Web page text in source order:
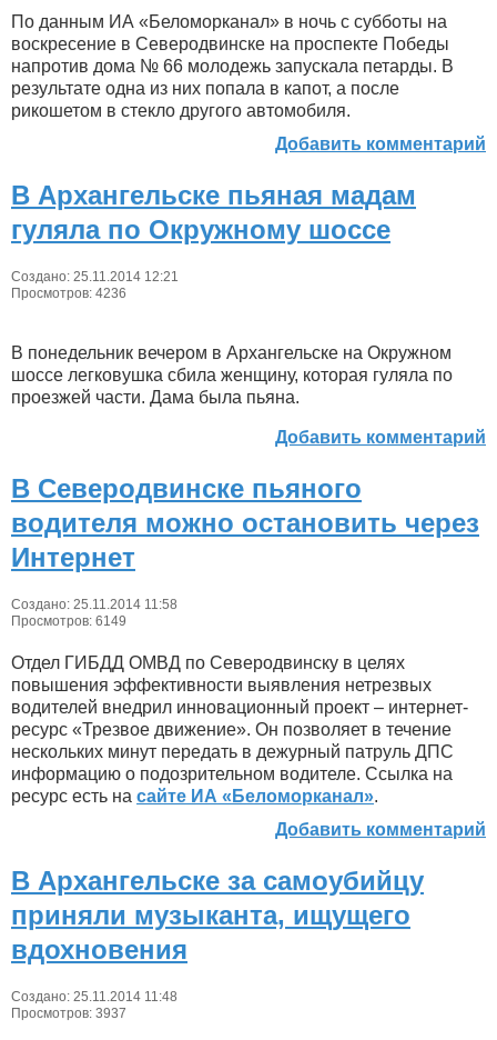
По данным ИА «Беломорканал» в ночь с субботы на
воскресение в Северодвинске на проспекте Победы
напротив дома № 66 молодежь запускала петарды. В
результате одна из них попала в капот, а после
рикошетом в стекло другого автомобиля.
Добавить комментарий
В Архангельске пьяная мадам
гуляла по Окружному шоссе
Создано: 25.11.2014 12:21
Просмотров: 4236
В понедельник вечером в Архангельске на Окружном
шоссе легковушка сбила женщину, которая гуляла по
проезжей части. Дама была пьяна.
Добавить комментарий
В Северодвинске пьяного
водителя можно остановить через
Интернет
Создано: 25.11.2014 11:58
Просмотров: 6149
Отдел ГИБДД ОМВД по Северодвинску в целях
повышения эффективности выявления нетрезвых
водителей внедрил инновационный проект – интернет-
ресурс «Трезвое движение». Он позволяет в течение
нескольких минут передать в дежурный патруль ДПС
информацию о подозрительном водителе. Ссылка на
ресурс есть на сайте ИА «Беломорканал».
Добавить комментарий
В Архангельске за самоубийцу
приняли музыканта, ищущего
вдохновения
Создано: 25.11.2014 11:48
Просмотров: 3937